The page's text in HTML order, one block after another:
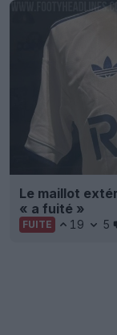
Le maillot
« a fuité »
FUITE 19 5